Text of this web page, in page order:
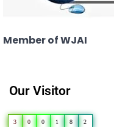
Member of WJAI
Our Visitor
3 0 0 1 8 2